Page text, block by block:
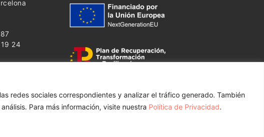
redes sociales correspondientes y analizar el tráfico generado. También
Para más información, visite nuestra Política de Privacidad.
24
● Contacto